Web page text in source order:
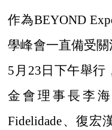
作為BEYOND
學峰會一直備受
5月23日下午舉行
金會理事長李
Fidelidade、復宏